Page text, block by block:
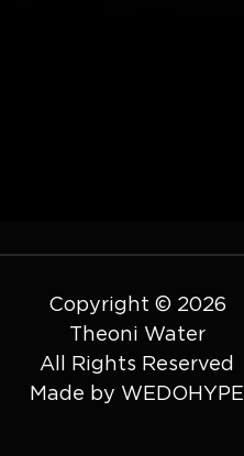
Copyright © 2026
Theoni Water
All Rights Reserved
Made by WEDOHYPE